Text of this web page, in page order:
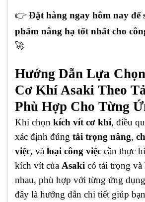
👉 Đặt hàng ngay hôm nay để
phẩm nâng hạ tốt nhất cho
🚀
Hướng Dẫn Lựa
Cơ Khí Asaki Theo
Phù Hợp Cho Từng
Khi chọn kích vít cơ khí, điều
xác định đúng tải trọng nâng,
việc, và loại công việc cần thực
kích vít của Asaki có tải trọng
nhau, phù hợp với từng ứng
đây là hướng dẫn chi tiết giúp